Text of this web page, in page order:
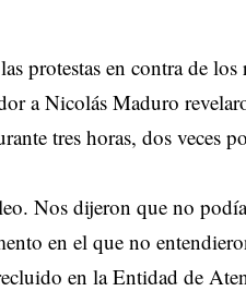
protestas en contra de los
a Nicolás Maduro
tres horas, dos veces
Nos dijeron que no
en el que no
en la Entidad de